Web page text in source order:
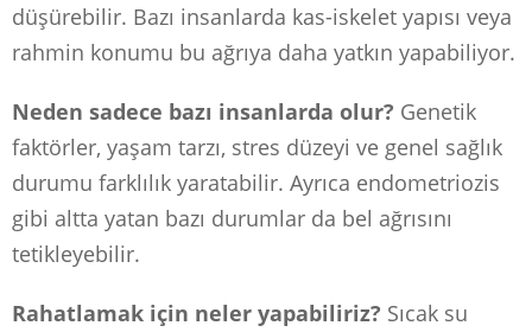
düşürebilir. Bazı insanlarda kas-iskelet yapısı veya
rahmin konumu bu ağrıya daha yatkın yapabiliyor.
Neden sadece bazı insanlarda olur? Genetik
faktörler, yaşam tarzı, stres düzeyi ve genel sağlık
durumu farklılık yaratabilir. Ayrıca endometriozis
gibi altta yatan bazı durumlar da bel ağrısını
tetikleyebilir.
Rahatlamak için neler yapabiliriz? Sıcak su